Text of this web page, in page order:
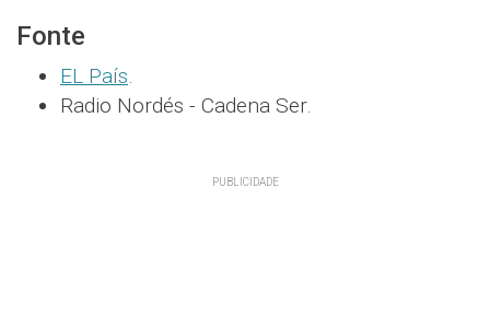
Fonte
EL País.
Radio Nordés - Cadena Ser.